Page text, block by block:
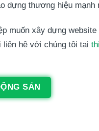
dựng thương hiệu mạnh
muốn xây dựng
liên hệ với chúng tôi tại
SẢN